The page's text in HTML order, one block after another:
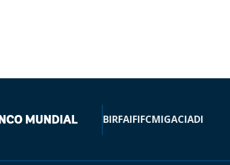
BIRFAIFIFCMIGACIADI